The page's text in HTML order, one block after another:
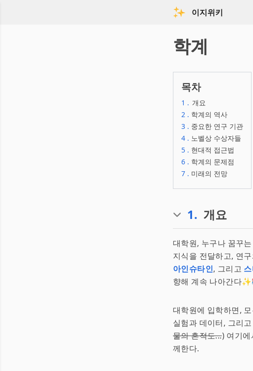
이지위키
학계
목차
1 . 개요
2 . 학계의 역사
3 . 중요한 연구 기관
4 . 노벨상 수상자들
5 . 현대적 접근법
6 . 학계의 문제점
7 . 미래의 전망
1. 개요
대학원, 누구나 꿈꾸
지식을 전달하고, 연
아인슈타인, 그리고
향해 계속 나아간다
대학원에 입학하면,
실험과 데이터, 그리
물의 흔적도...) 여기
께한다.